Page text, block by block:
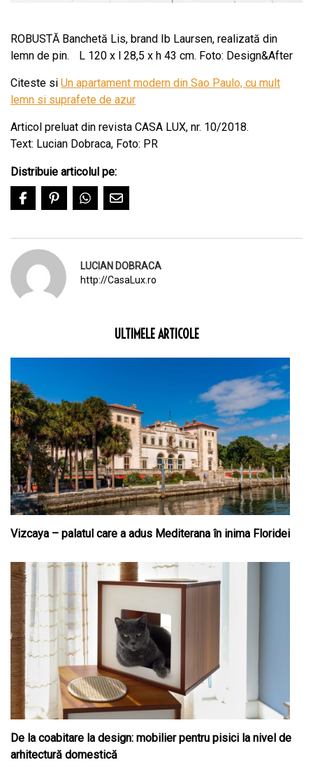
ROBUSTĂ Banchetă Lis, brand Ib Laursen, realizată din
lemn de pin. L 120 x l 28,5 x h 43 cm. Foto: Design&After
Citeste si Un apartament modern din Sao Paulo, cu mult
lemn si suprafete de azur
Articol preluat din revista CASA LUX, nr. 10/2018.
Text: Lucian Dobraca, Foto: PR
Distribuie articolul pe:
LUCIAN DOBRACA
http://CasaLux.ro
ULTIMELE ARTICOLE
Vizcaya – palatul care a adus Mediterana în inima Floridei
De la coabitare la design: mobilier pentru pisici la nivel de
arhitectură domestică